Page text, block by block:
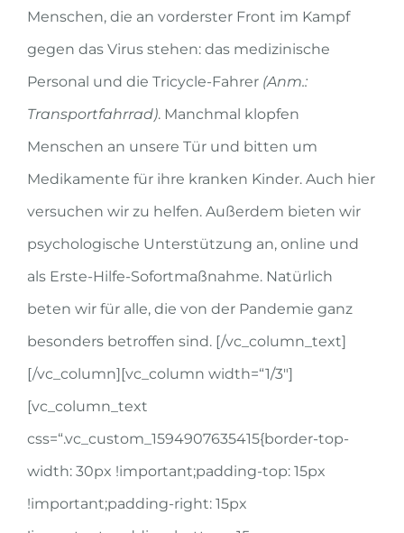
Menschen, die an vorderster Front im Kampf
gegen das Virus stehen: das medizinische
Personal und die Tricycle-Fahrer (Anm.:
Transportfahrrad). Manchmal klopfen
Menschen an unsere Tür und bitten um
Medikamente für ihre kranken Kinder. Auch hier
versuchen wir zu helfen. Außerdem bieten wir
psychologische Unterstützung an, online und
als Erste-Hilfe-Sofortmaßnahme. Natürlich
beten wir für alle, die von der Pandemie ganz
besonders betroffen sind. [/vc_column_text]
[/vc_column][vc_column width=“1/3″]
[vc_column_text
css=“.vc_custom_1594907635415{border-top-
width: 30px !important;padding-top: 15px
!important;padding-right: 15px